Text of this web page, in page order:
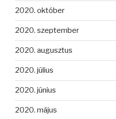
2020. október
2020. szeptember
2020. augusztus
2020. július
2020. június
2020. május